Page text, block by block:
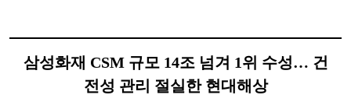
삼성화재 CSM 규모 14조 넘겨 1위 수성… 건
전성 관리 절실한 현대해상